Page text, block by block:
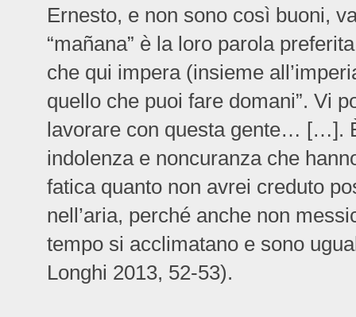
Ernesto, e non sono così buoni,
“mañana” è la loro parola
che qui impera (insieme
quello che puoi fare domani”. Vi
lavorare con questa gente… […].
indolenza e noncuranza che
fatica quanto non avrei creduto
nell’aria, perché anche non
tempo si acclimatano e sono
Longhi 2013, 52-53).